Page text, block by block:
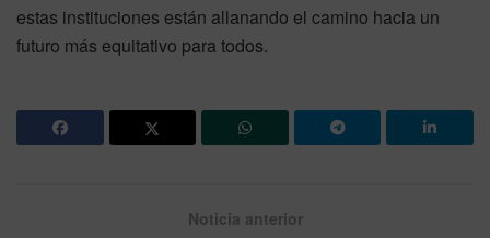
estas instituciones están allanando el camino hacia un
futuro más equitativo para todos.
Noticia anterior